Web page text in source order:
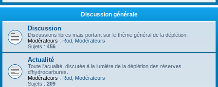
Discussion générale
Discussion
Discussions libres mais portant sur le thème général de la déplétion.
Modérateurs : Rod Modérateurs
Sujets : 456
Actualité
Toute l'acualité, discutée à la lumière de la déplétion des réserves
d'hydrocarbures.
Modérateurs : Rod Modérateurs
Sujets : 209